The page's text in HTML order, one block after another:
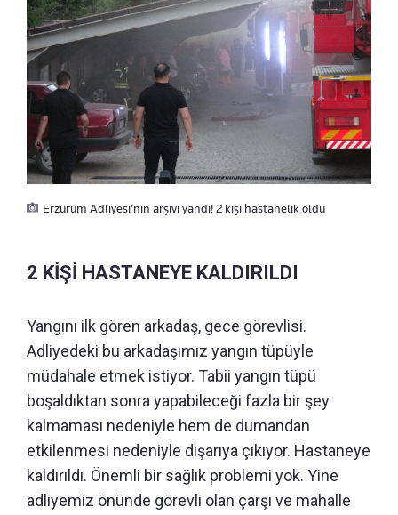
Erzurum Adliyesi'nin arşivi yandı! 2 kişi hastanelik oldu
2 KİŞİ HASTANEYE KALDIRILDI
Yangını ilk gören arkadaş, gece görevlisi.
Adliyedeki bu arkadaşımız yangın tüpüyle
müdahale etmek istiyor. Tabii yangın tüpü
boşaldıktan sonra yapabileceği fazla bir şey
kalmaması nedeniyle hem de dumandan
etkilenmesi nedeniyle dışarıya çıkıyor. Hastaneye
kaldırıldı. Önemli bir sağlık problemi yok. Yine
adliyemiz önünde görevli olan çarşı ve mahalle